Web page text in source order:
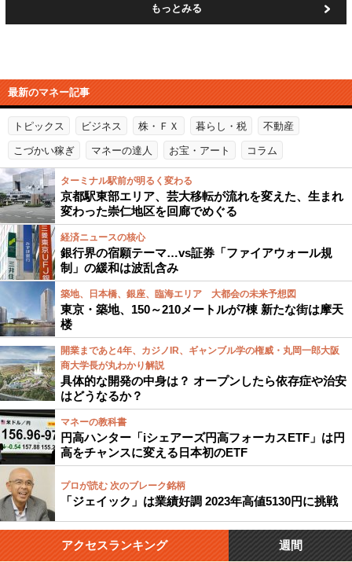
もっとみる
最新のマネー記事
トピックス ビジネス 株・ＦＸ 暮らし・税 不動産
こづかい稼ぎ マネーの達人 お宝・アート コラム
ターミナル駅前が明るく変わる
京都駅東部エリア、芸大移転が流れを変えた、生まれ
変わった崇仁地区を回廊でめぐる
経済ニュースの核心
銀行界の宿願テーマ…vs証券「ファイアウォール規
制」の緩和は波乱含み
築地、日本橋、銀座、臨海エリア 大都会の未来予想図
東京・築地、150～210メートルが7棟 新たな街は摩天
楼
開業まであと4年、カジノIR、ギャンブル学の権威・丸岡一郎大阪
商大学長が丸わかり解説
具体的な開発の中身は？ オープンしたら依存症や治安
はどうなるか？
マネーの教科書
円高ハンター「iシェアーズ円高フォーカスETF」は円
高をチャンスに変える日本初のETF
プロが読む 次のブレーク銘柄
「ジェイック」は業績好調 2023年高値5130円に挑戦
アクセスランキング 週間